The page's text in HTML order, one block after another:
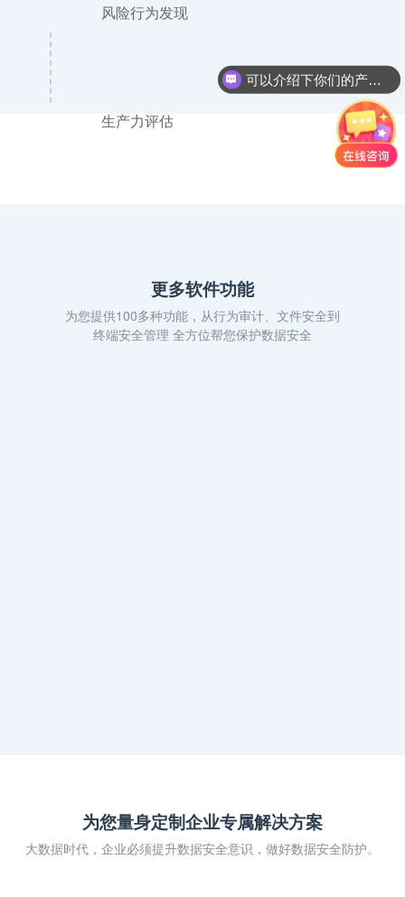
风险行为发现
生产力评估
洞察眼MIT系统
更多软件功能
为您提供100多种功能，从行为审计、文件安全到
终端安全管理 全方位帮您保护数据安全
为您量身定制企业专属解决方案
大数据时代，企业必须提升数据安全意识，做好数据安全防护。
可以介绍下你们的产品么？
你们是怎么收费的呢？